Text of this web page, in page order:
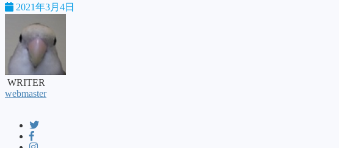
2021年3月4日
WRITER
webmaster